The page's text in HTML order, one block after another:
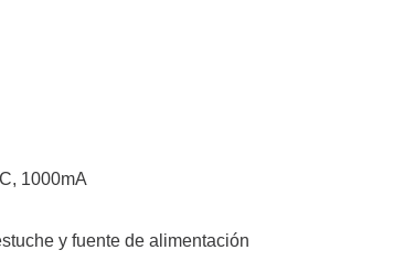
1000mA
y fuente de alimentación